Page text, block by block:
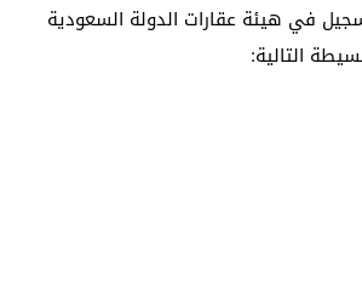
في هيئة عقارات الدولة السعودية
التالية: